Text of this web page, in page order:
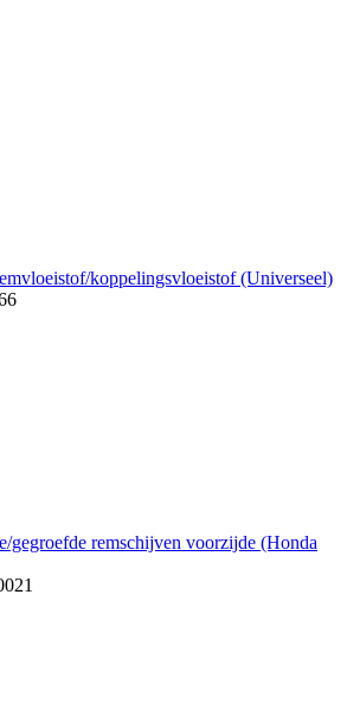
koppelingsvloeistof (Universeel)
gegroefde remschijven voorzijde (Honda